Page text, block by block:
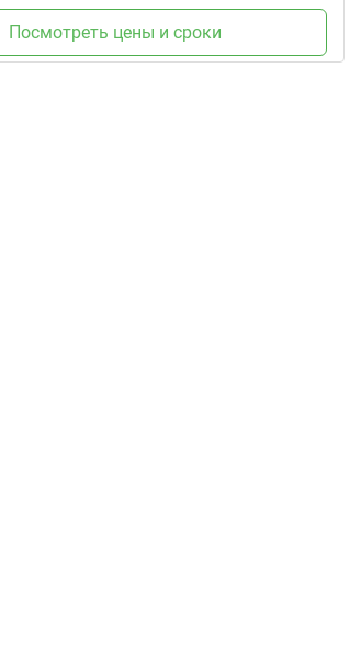
Посмотреть цены и сроки